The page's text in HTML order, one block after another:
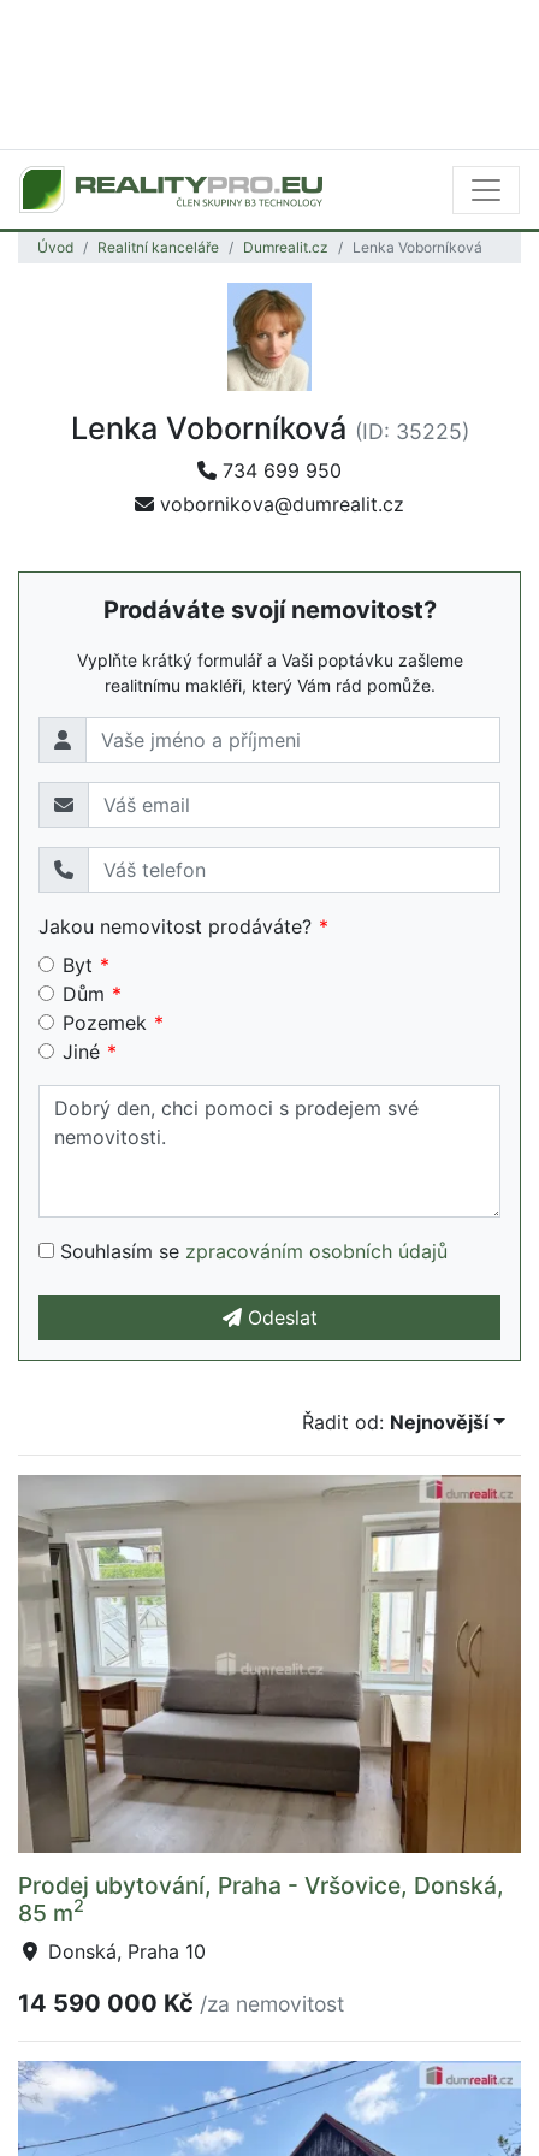
Úvod Realitní kanceláře Dumrealit.cz Lenka Voborníková
Lenka Voborníková (ID: 35225)
734 699 950
vobornikova@dumrealit.cz
Prodáváte svojí nemovitost?
Vyplňte krátký formulář a Vaši poptávku zašleme
realitnímu makléři, který Vám rád pomůže.
Jakou nemovitost prodáváte?
Byt
Dům
Pozemek
Jiné
Souhlasím se zpracováním osobních údajů
Odeslat
Řadit od: Nejnovější
Prodej ubytování, Praha - Vršovice, Donská,
85 m2
Donská, Praha 10
14 590 000 Kč /za nemovitost